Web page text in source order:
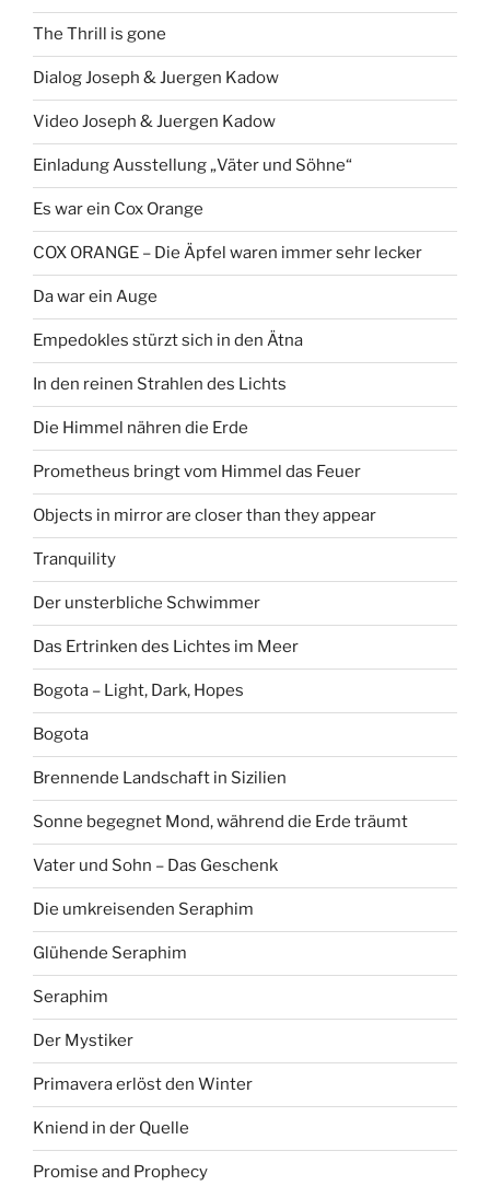
The Thrill is gone
Dialog Joseph & Juergen Kadow
Video Joseph & Juergen Kadow
Einladung Ausstellung „Väter und Söhne“
Es war ein Cox Orange
COX ORANGE – Die Äpfel waren immer sehr lecker
Da war ein Auge
Empedokles stürzt sich in den Ätna
In den reinen Strahlen des Lichts
Die Himmel nähren die Erde
Prometheus bringt vom Himmel das Feuer
Objects in mirror are closer than they appear
Tranquility
Der unsterbliche Schwimmer
Das Ertrinken des Lichtes im Meer
Bogota – Light, Dark, Hopes
Bogota
Brennende Landschaft in Sizilien
Sonne begegnet Mond, während die Erde träumt
Vater und Sohn – Das Geschenk
Die umkreisenden Seraphim
Glühende Seraphim
Seraphim
Der Mystiker
Primavera erlöst den Winter
Kniend in der Quelle
Promise and Prophecy